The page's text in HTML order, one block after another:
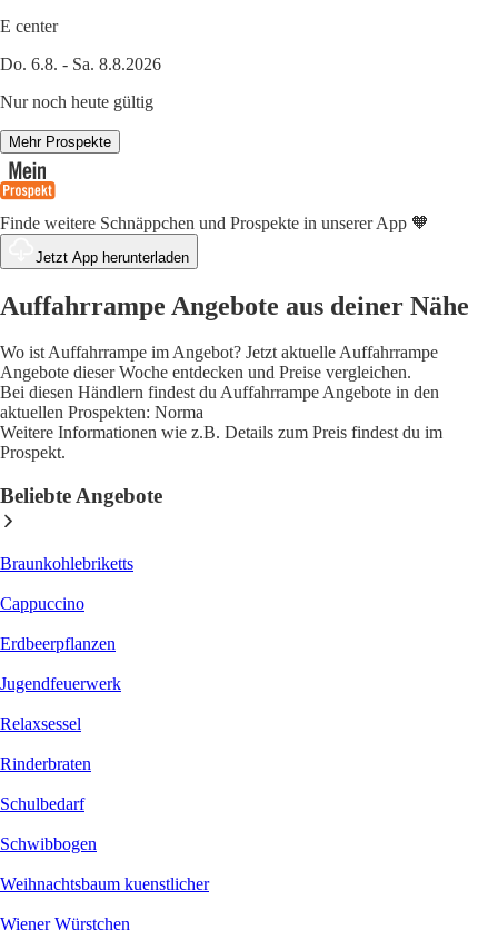
E center
Do. 6.8. - Sa. 8.8.2026
Nur noch heute gültig
Mehr Prospekte
Finde weitere Schnäppchen und Prospekte in unserer App 🧡
Jetzt App herunterladen
Auffahrrampe Angebote aus deiner Nähe
Wo ist Auffahrrampe im Angebot? Jetzt aktuelle Auffahrrampe
Angebote dieser Woche entdecken und Preise vergleichen.
Bei diesen Händlern findest du Auffahrrampe Angebote in den
aktuellen Prospekten: Norma
Weitere Informationen wie z.B. Details zum Preis findest du im
Prospekt.
Beliebte Angebote
Braunkohlebriketts
Cappuccino
Erdbeerpflanzen
Jugendfeuerwerk
Relaxsessel
Rinderbraten
Schulbedarf
Schwibbogen
Weihnachtsbaum kuenstlicher
Wiener Würstchen